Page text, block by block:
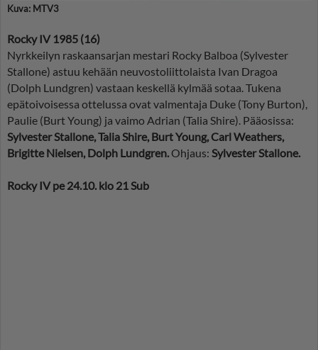
Kuva: MTV3
Rocky IV 1985 (16)
Nyrkkeilyn raskaansarjan mestari Rocky Balboa (Sylvester
Stallone) astuu kehään neuvostoliittolaista Ivan Dragoa
(Dolph Lundgren) vastaan keskellä kylmää sotaa. Tukena
epätoivoisessa ottelussa ovat valmentaja Duke (Tony Burton),
Paulie (Burt Young) ja vaimo Adrian (Talia Shire). Pääosissa:
Sylvester Stallone, Talia Shire, Burt Young, Carl Weathers,
Brigitte Nielsen, Dolph Lundgren. Ohjaus: Sylvester Stallone.
Rocky IV pe 24.10. klo 21 Sub